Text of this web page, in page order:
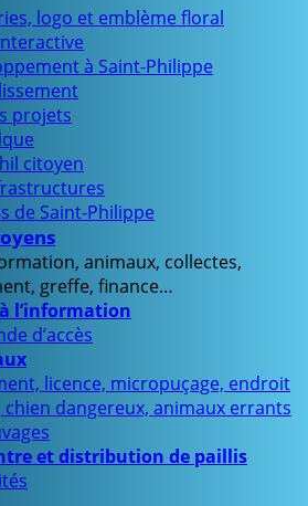
logo et emblème floral
à Saint-Philippe
projets
citoyen
de Saint-Philippe
animaux, collectes,
greffe, finance…
l’information
d’accès
licence, micropuçage, endroit
chien dangereux, animaux errants
et distribution de paillis